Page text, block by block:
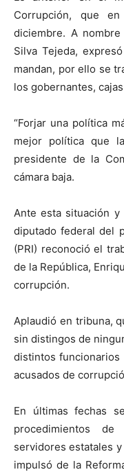
Corrupción, que
diciembre. A
Silva Tejeda,
mandan, por ello se
los gobernantes,
“Forjar una política
mejor política que
presidente de la
cámara baja.
Ante esta situación
diputado federal del
(PRI) reconoció el
de la República,
corrupción.
Aplaudió en tribuna,
sin distingos de
distintos
acusados de
En últimas fechas
procedimientos
servidores estatales
impulsó de la